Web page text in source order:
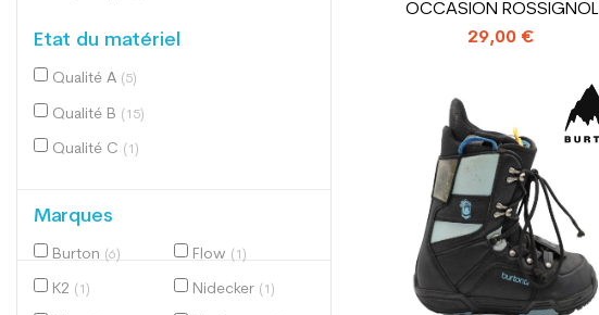
Etat du matériel
Qualité A (5)
Qualité B (15)
Qualité C (1)
Marques
Burton (6) Flow (1)
K2 (1) Nidecker (1)
OCCASION ROSSIGNOL
CRANKS
29,00 €